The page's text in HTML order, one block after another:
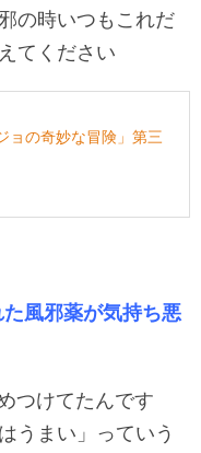
の時いつもこれだ
てください
ョの奇妙な冒険」第三
た風邪薬が気持ち悪
つけてたんです
うまい」っていう